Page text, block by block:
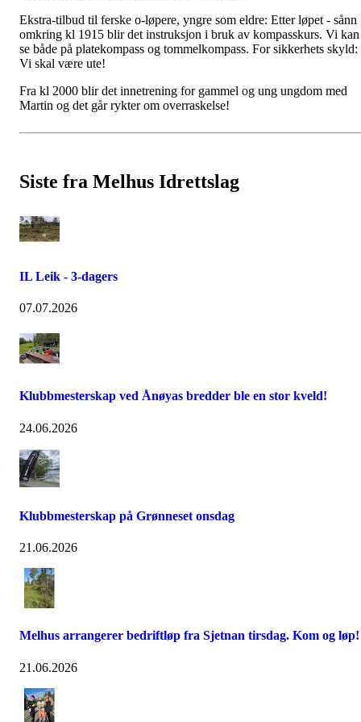
Ekstra-tilbud til ferske o-løpere, yngre som eldre: Etter løpet - sånn
omkring kl 1915 blir det instruksjon i bruk av kompasskurs. Vi kan
se både på platekompass og tommelkompass. For sikkerhets skyld:
Vi skal være ute!
Fra kl 2000 blir det innetrening for gammel og ung ungdom med
Martin og det går rykter om overraskelse!
Siste fra Melhus Idrettslag
IL Leik - 3-dagers
07.07.2026
Klubbmesterskap ved Ånøyas bredder ble en stor kveld!
24.06.2026
Klubbmesterskap på Grønneset onsdag
21.06.2026
Melhus arrangerer bedriftløp fra Sjetnan tirsdag. Kom og løp!
21.06.2026